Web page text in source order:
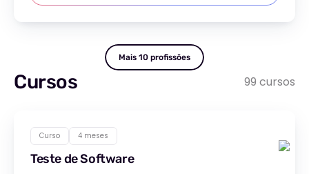
Mais 10 profissões
Cursos 99 cursos
Curso 4 meses
Teste de Software